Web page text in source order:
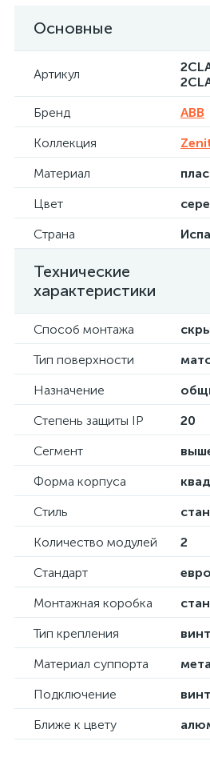
Основные
Артикул
Бренд
ABB
Коллекция
Материал
Цвет
Страна
Технические
характеристики
Способ монтажа
Тип поверхности
Назначение
Степень защиты IP
20
Сегмент
Форма корпуса
Стиль
Количество модулей
2
Стандарт
евро
Монтажная коробка
Тип крепления
Материал суппорта
Подключение
Ближе к цвету